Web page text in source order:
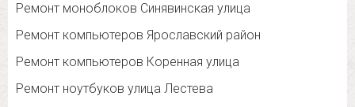
Ремонт моноблоков Синявинская улица
Ремонт компьютеров Ярославский район
Ремонт компьютеров Коренная улица
Ремонт ноутбуков улица Лестева